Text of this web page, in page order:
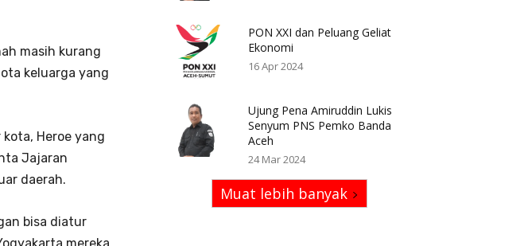
masih kurang
keluarga yang
Heroe yang
Jajaran
daerah.
bisa diatur
PON XXI dan Peluang Geliat
Ekonomi
16 Apr 2024
Ujung Pena Amiruddin Lukis
Senyum PNS Pemko Banda
Aceh
24 Mar 2024
Muat lebih banyak